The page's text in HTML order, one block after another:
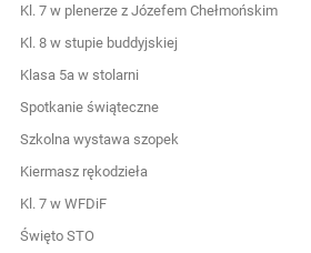
Kl. 7 w plenerze z Józefem Chełmońskim
Kl. 8 w stupie buddyjskiej
Klasa 5a w stolarni
Spotkanie świąteczne
Szkolna wystawa szopek
Kiermasz rękodzieła
Kl. 7 w WFDiF
Święto STO